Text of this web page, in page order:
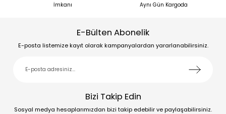
İmkanı
Aynı Gün Kargoda
E-Bülten Abonelik
E-posta listemize kayıt olarak kampanyalardan yararlanabilirsiniz.
Bizi Takip Edin
Sosyal medya hesaplarımızdan bizi takip edebilir ve paylaşabilirsiniz.